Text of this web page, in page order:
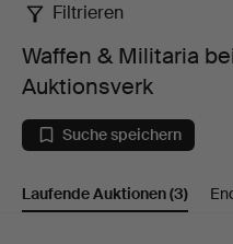
Waffen
Militaria
bei
Filtrieren
Waffen & Militaria
Auktionsverk
Suche speichern
Laufende Auktionen(3)